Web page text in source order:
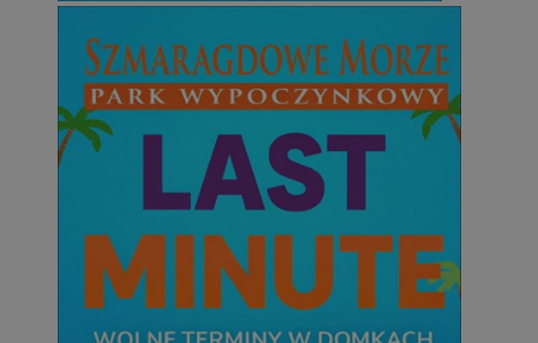
Wydajność Targetowanie
Niezbędne pliki cookie umożliwiają korzystanie z podstawowych
takich jak logowanie użytkownika i zarządzanie kontem. Bez
można prawidłowo korzystać ze strony internetowej.
Nazwa
Domena